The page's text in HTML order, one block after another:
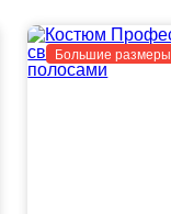
Большие размеры